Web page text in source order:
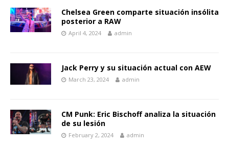
Chelsea Green comparte situación insólita
posterior a RAW
April 4, 2024 admin
Jack Perry y su situación actual con AEW
March 23, 2024 admin
CM Punk: Eric Bischoff analiza la situación
de su lesión
February 2, 2024 admin